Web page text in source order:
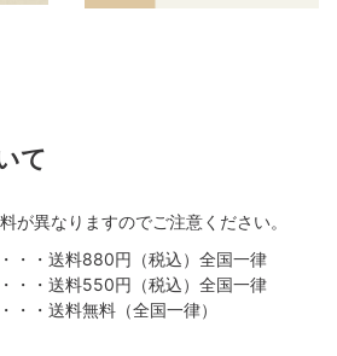
て
が異なりますのでご注意ください。
・・送料880円（税込）全国一律
・・送料550円（税込）全国一律
・・送料無料（全国一律）